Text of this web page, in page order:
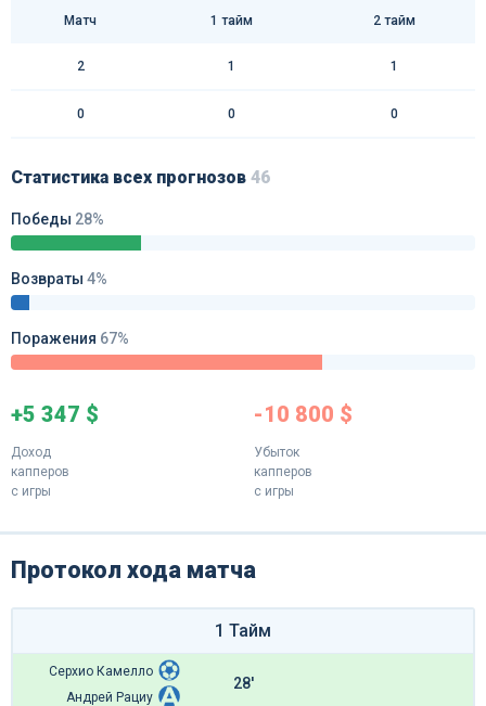
Матч 1 тайм 2 тайм
2 1 1
0 0 0
Статистика всех прогнозов 46
Победы 28%
Возвраты 4%
Поражения 67%
+5 347 $
Доход
капперов
с игры
-10 800 $
Убыток
капперов
с игры
Протокол хода матча
1 Тайм
Серхио Камелло
Андрей Рациу
28'